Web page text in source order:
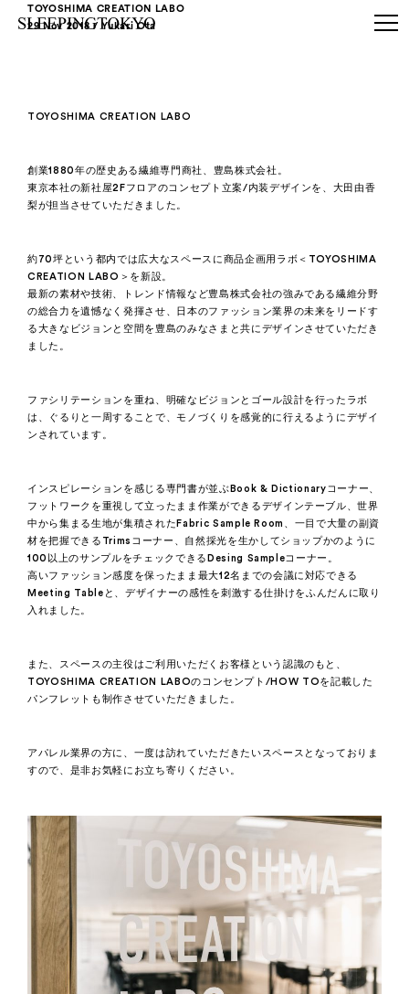
TOYOSHIMA CREATION LABO
29 Nov 2018 / Yukari Ota
TOYOSHIMA CREATION LABO
創業1880年の歴史ある繊維専門商社、豊島株式会社。
東京本社の新社屋2Fフロアのコンセプト立案/内装デザインを、大田由香
梨が担当させていただきました。
約70坪という都内では広大なスペースに商品企画用ラボ＜TOYOSHIMA
CREATION LABO＞を新設。
最新の素材や技術、トレンド情報など豊島株式会社の強みである繊維分野
の総合力を遺憾なく発揮させ、日本のファッション業界の未来をリードす
る大きなビジョンと空間を豊島のみなさまと共にデザインさせていただき
ました。
ファシリテーションを重ね、明確なビジョンとゴール設計を行ったラボ
は、ぐるりと一周することで、モノづくりを感覚的に行えるようにデザイ
ンされています。
インスピレーションを感じる専門書が並ぶBook & Dictionaryコーナー、
フットワークを重視して立ったまま作業ができるデザインテーブル、世界
中から集まる生地が集積されたFabric Sample Room、一目で大量の副資
材を把握できるTrimsコーナー、自然採光を生かしてショップかのように
100以上のサンプルをチェックできるDesing Sampleコーナー。
高いファッション感度を保ったまま最大12名までの会議に対応できる
Meeting Tableと、デザイナーの感性を刺激する仕掛けをふんだんに取り
入れました。
また、スペースの主役はご利用いただくお客様という認識のもと、
TOYOSHIMA CREATION LABOのコンセンプト/HOW TOを記載した
パンフレットも制作させていただきました。
アパレル業界の方に、一度は訪れていただきたいスペースとなっておりま
すので、是非お気軽にお立ち寄りください。